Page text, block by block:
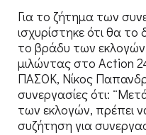
Για το ζήτημα των
ισχυρίστηκε ότι θα
το βράδυ των
μιλώντας στο Action
ΠΑΣΟΚ, Νίκος
συνεργασίες ότι:
των εκλογών, πρέπει
συζήτηση για